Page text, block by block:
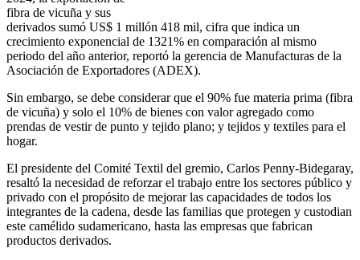
fibra de vicuña y sus
derivados sumó US$ 1 millón 418 mil, cifra que indica un
crecimiento exponencial de 1321% en comparación al mismo
periodo del año anterior, reportó la gerencia de Manufacturas de la
Asociación de Exportadores (ADEX).
Sin embargo, se debe considerar que el 90% fue materia prima (fibra
de vicuña) y solo el 10% de bienes con valor agregado como
prendas de vestir de punto y tejido plano; y tejidos y textiles para el
hogar.
El presidente del Comité Textil del gremio, Carlos Penny-Bidegaray,
resaltó la necesidad de reforzar el trabajo entre los sectores público y
privado con el propósito de mejorar las capacidades de todos los
integrantes de la cadena, desde las familias que protegen y custodian
este camélido sudamericano, hasta las empresas que fabrican
productos derivados.